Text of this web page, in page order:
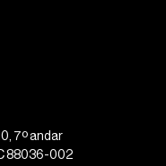
7º andar
88036-002